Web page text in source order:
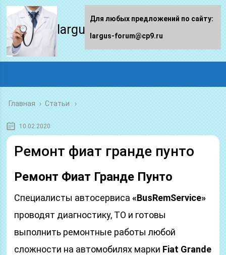
largus-forum.ru
Главная › Статьи
10.02.2020
Ремонт фиат гранде пунто
Ремонт Фиат Гранде Пунто
Специалисты автосервиса«BusRemService»
проводят диагностику, ТО и готовы
выполнить ремонтные работы любой
сложности на автомобилях марки Fiat Grande
Для любых предложений по сайту:
largus-forum@cp9.ru